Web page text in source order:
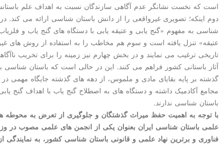
است که نخست نشانگر عدم آگاهی سازندگان نسبت به اهداف علم
دوم اینکه؛ تصویری غیرواقعی را از دانش باستان­ شناسی ارائه می­ کند.
شناسی به مفهوم «گنج­ یابی و عتیقه­ یابی با دستگاه­ های گنج­ یاب و
عتیقه» تنزل یافته است و سوم هم مخاطب را به استفاده از روش­ های
تاریخی ترغیب می­ نمایند و در بخش چهارم نیز زمینه را برای تخریب
آثار باستانی کشور فراهم می­ کنند. این در حالی­ است که باستان­ شناسی
گذشته بر پایه بقایای مادی و ملموس، از دهه­ های گذشته جایگاه مهمی
مجامع آکادمیک داشته و دستگاه­ های به اصطلاح گنج ­یاب با اهداف گنج­
باستان­ شناسی ندارند.
با توجه به اهمیت حفظ میراث گذشتگان و جلوگیری از تعرض به محوطه­ ها
علمی باستان­ شناسی ایران بعنوان یکی از انجمن­ های علمی مصوب در
فناوری و برترین نهاد علمی و قانونی باستان­ شناسی کشور، به نمایندگی